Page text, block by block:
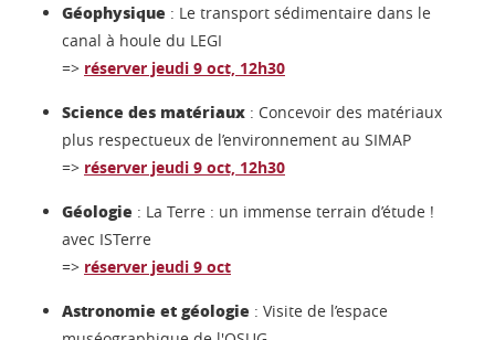
Géophysique : Le transport sédimentaire dans le
canal à houle du LEGI
=> réserver jeudi 9 oct, 12h30
Science des matériaux : Concevoir des matériaux
plus respectueux de l’environnement au SIMAP
=> réserver jeudi 9 oct, 12h30
Géologie : La Terre : un immense terrain d’étude !
avec ISTerre
=> réserver jeudi 9 oct
Astronomie et géologie : Visite de l’espace